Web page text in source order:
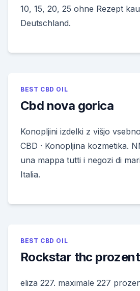
10, 15, 20, 25 ohne Rezept
Deutschland.
BEST CBD OIL
Cbd nova gorica
Konopljini izdelki z višjo
CBD · Konopljina kozmetika.
una mappa tutti i negozi di
Italia.
BEST CBD OIL
Rockstar thc
eliza 227. maximale 227